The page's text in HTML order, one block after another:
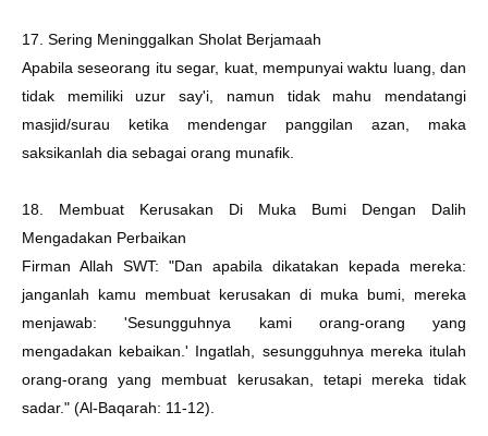
17. Sering Meninggalkan Sholat Berjamaah
Apabila seseorang itu segar, kuat, mempunyai waktu luang, dan
tidak memiliki uzur say'i, namun tidak mahu mendatangi
masjid/surau ketika mendengar panggilan azan, maka
saksikanlah dia sebagai orang munafik.
18. Membuat Kerusakan Di Muka Bumi Dengan Dalih
Mengadakan Perbaikan
Firman Allah SWT: "Dan apabila dikatakan kepada mereka:
janganlah kamu membuat kerusakan di muka bumi, mereka
menjawab: 'Sesungguhnya kami orang-orang yang
mengadakan kebaikan.' Ingatlah, sesungguhnya mereka itulah
orang-orang yang membuat kerusakan, tetapi mereka tidak
sadar." (Al-Baqarah: 11-12).